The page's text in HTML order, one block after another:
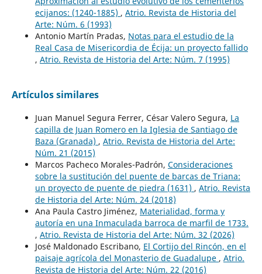
ecijanos: (1240-1885) , Atrio. Revista de Historia del
Arte: Núm. 6 (1993)
Antonio Martín Pradas, Notas para el estudio de la
Real Casa de Misericordia de Écija: un proyecto fallido
, Atrio. Revista de Historia del Arte: Núm. 7 (1995)
Artículos similares
Juan Manuel Segura Ferrer, César Valero Segura, La
capilla de Juan Romero en la Iglesia de Santiago de
Baza (Granada) , Atrio. Revista de Historia del Arte:
Núm. 21 (2015)
Marcos Pacheco Morales-Padrón, Consideraciones
sobre la sustitución del puente de barcas de Triana:
un proyecto de puente de piedra (1631) , Atrio. Revista
de Historia del Arte: Núm. 24 (2018)
Ana Paula Castro Jiménez, Materialidad, forma y
autoría en una Inmaculada barroca de marfil de 1733.
, Atrio. Revista de Historia del Arte: Núm. 32 (2026)
José Maldonado Escribano, El Cortijo del Rincón, en el
paisaje agrícola del Monasterio de Guadalupe , Atrio.
Revista de Historia del Arte: Núm. 22 (2016)